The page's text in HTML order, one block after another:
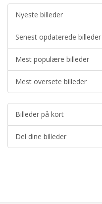
Nyeste billeder
Senest opdaterede billeder
Mest populære billeder
Mest oversete billeder
Billeder på kort
Del dine billeder